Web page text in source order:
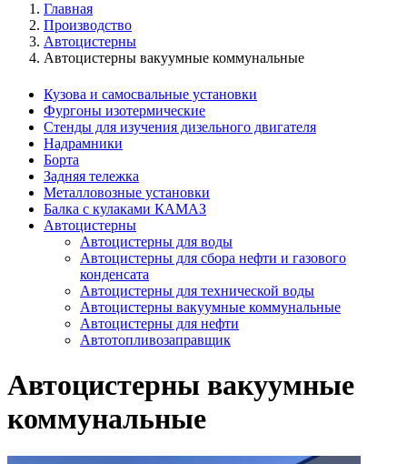
Главная
Производство
Автоцистерны
Автоцистерны вакуумные коммунальные
Кузова и самосвальные установки
Фургоны изотермические
Стенды для изучения дизельного двигателя
Надрамники
Борта
Задняя тележка
Металловозные установки
Балка с кулаками КАМАЗ
Автоцистерны
Автоцистерны для воды
Автоцистерны для сбора нефти и газового
конденсата
Автоцистерны для технической воды
Автоцистерны вакуумные коммунальные
Автоцистерны для нефти
Автотопливозаправщик
Автоцистерны вакуумные
коммунальные